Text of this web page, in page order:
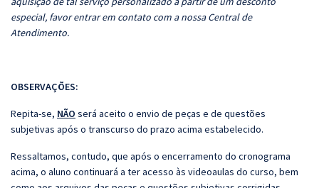
especial, favor entrar em contato com a nossa Central de
Atendimento.
OBSERVAÇÕES:
Repita-se, NÃO será aceito o envio de peças e de questões
subjetivas após o transcurso do prazo acima estabelecido.
Ressaltamos, contudo, que após o encerramento do cronograma
acima, o aluno continuará a ter acesso às videoaulas do curso, bem